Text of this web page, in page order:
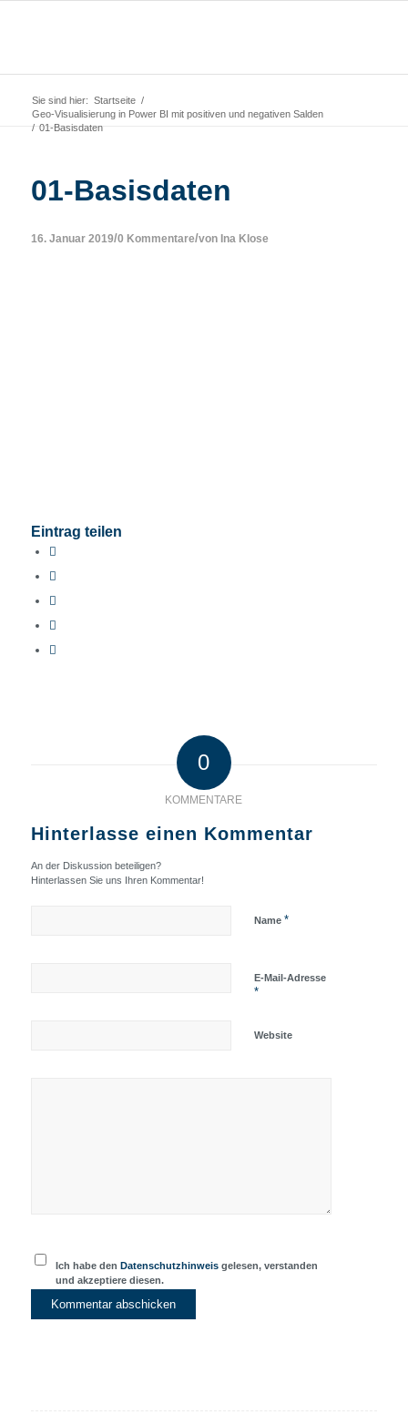
Sie sind hier: Startseite /
Geo-Visualisierung in Power BI mit positiven und negativen Salden
/ 01-Basisdaten
01-Basisdaten
16. Januar 2019/0 Kommentare/von Ina Klose
Eintrag teilen
0
KOMMENTARE
Hinterlasse einen Kommentar
An der Diskussion beteiligen?
Hinterlassen Sie uns Ihren Kommentar!
Name *
E-Mail-Adresse
*
Website
Ich habe denDatenschutzhinweis gelesen, verstanden
und akzeptiere diesen.